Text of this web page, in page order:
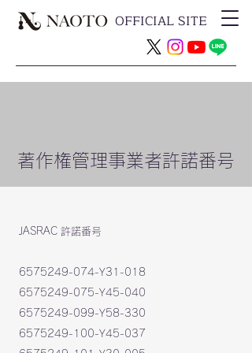
OFFICIAL SITE
著作権管理事業者許諾番号
JASRAC 許諾番号
6575249-074-Y31-018
6575249-075-Y45-040
6575249-099-Y58-330
6575249-100-Y45-037